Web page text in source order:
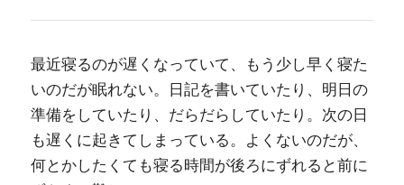
最近寝るのが遅くなっていて、もう少し早く寝た
いのだが眠れない。日記を書いていたり、明日の
準備をしていたり、だらだらしていたり。次の日
も遅くに起きてしまっている。よくないのだが、
何とかしたくても寝る時間が後ろにずれると前に